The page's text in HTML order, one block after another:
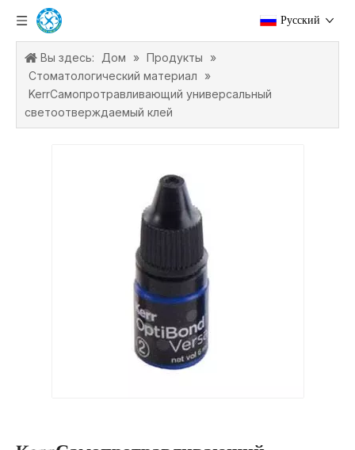
Pусский
Вы здесь: Дом » Продукты
»
Стоматологический материал
»
KerrСамопротравливающий универсальный
светоотверждаемый клей